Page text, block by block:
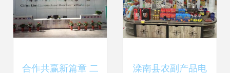
合作共赢新篇章 二 滦南县农副产品电